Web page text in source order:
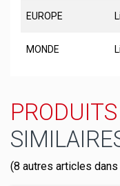
EUROPE
MONDE
PRODUITS
(8 autres articles